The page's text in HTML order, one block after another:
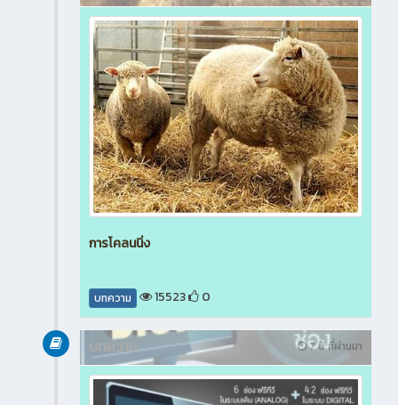
การโคลนนิ่ง
บทความ 15523 0
7 ปี ที่ผ่านมา
บทความ